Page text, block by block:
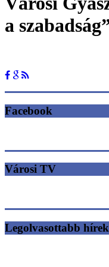
a
Facebook
Városi TV
Legolvasottabb hírek